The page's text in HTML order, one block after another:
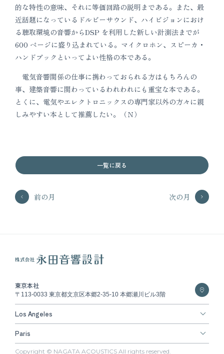
的な特性の意味、それに等価回路の説明まである。また、最
近話題になっているドルビーサウンド、ハイビジョンにおけ
る聴取環境の音響からDSP を利用した新しい計測法までが
600 ページに盛り込まれている。マイクロホン、スピーカ・
ハンドブックといってよい性格の本である。
電気音響関係の仕事に携わっておられる方はもちろんの
事、建築音響に関わっているわれわれにも重宝な本である。
とくに、電気やエレクトロニックスの専門家以外の方々に親
しみやすい本として推薦したい。（Ｎ）
前の月
一覧に戻る
次の月
東京本社
〒113-0033 東京都文京区本郷2-35-10 本郷瀬川ビル3階
Los Angeles
Paris
Copyright © NAGATA ACOUSTICS All rights reserved.